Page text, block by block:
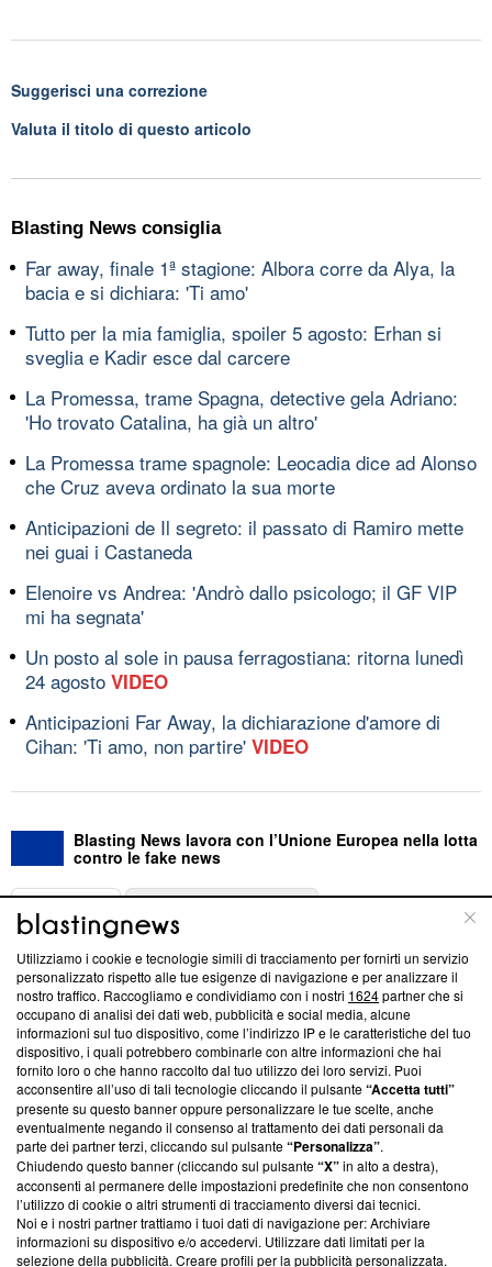
Suggerisci una correzione
Valuta il titolo di questo articolo
Blasting News consiglia
Far away, finale 1ª stagione: Albora corre da Alya, la
bacia e si dichiara: 'Ti amo'
Tutto per la mia famiglia, spoiler 5 agosto: Erhan si
sveglia e Kadir esce dal carcere
La Promessa, trame Spagna, detective gela Adriano:
'Ho trovato Catalina, ha già un altro'
La Promessa trame spagnole: Leocadia dice ad Alonso
che Cruz aveva ordinato la sua morte
Anticipazioni de Il segreto: il passato di Ramiro mette
nei guai i Castaneda
Elenoire vs Andrea: 'Andrò dallo psicologo; il GF VIP
mi ha segnata'
Un posto al sole in pausa ferragostiana: ritorna lunedì
24 agosto VIDEO
Anticipazioni Far Away, la dichiarazione d'amore di
Cihan: 'Ti amo, non partire' VIDEO
Blasting News lavora con l’Unione Europea nella lotta
contro le fake news
ABOUT
Questa sezione offre informazioni trasparenti su Blasting
News, sui nostri processi editoriali e su come ci impegniamo a
creare news di qualità. Inoltre, afferma la nostra aderenza a
‘Trust Project - News with Integrity’Blasting News non è
ancora membro del programma, ma ha richiesto di farne
parte; Trust Project non ha ancora effettuato una verifica di
conformità agli standard.
Su di noi
Team editoriale
Corporate
Utilizziamo i cookie e tecnologie simili di tracciamento per fornirti un servizio
personalizzato rispetto alle tue esigenze di navigazione e per analizzare il
nostro traffico. Raccogliamo e condividiamo con i nostri 1624partner che si
occupano di analisi dei dati web, pubblicità e social media, alcune
informazioni sul tuo dispositivo, come l’indirizzo IP e le caratteristiche del tuo
dispositivo, i quali potrebbero combinarle con altre informazioni che hai
fornito loro o che hanno raccolto dal tuo utilizzo dei loro servizi. Puoi
acconsentire all’uso di tali tecnologie cliccando il pulsante“Accetta tutti”
presente su questo banner oppure personalizzare le tue scelte, anche
eventualmente negando il consenso al trattamento dei dati personali da
parte dei partner terzi, cliccando sul pulsante“Personalizza”.
Chiudendo questo banner (cliccando sul pulsante“X”in alto a destra),
acconsenti al permanere delle impostazioni predefinite che non consentono
l’utilizzo di cookie o altri strumenti di tracciamento diversi dai tecnici.
Noi e i nostri partner trattiamo i tuoi dati di navigazione per: Archiviare
informazioni su dispositivo e/o accedervi. Utilizzare dati limitati per la
selezione della pubblicità. Creare profili per la pubblicità personalizzata.